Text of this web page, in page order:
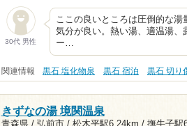
30代 男性
ここの良いところは圧倒的な
気分が良い。熱い湯、適温湯、
ー…
関連情報 黒石 塩化物泉 黒石 宿泊 黒石 切り
きずなの湯 境関温泉